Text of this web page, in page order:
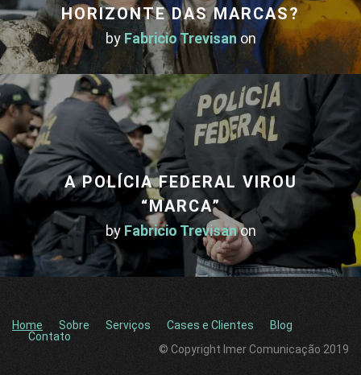
HORIZONTE DAS MARCAS?
by Fabricio Trevisanon
A POLÍCIA FEDERAL VIROU
“MARCA”
by Fabricio Trevisanon
Home Sobre Serviços Cases e Clientes
Blog
Contato
© Copyright Imer Comunicação 2019